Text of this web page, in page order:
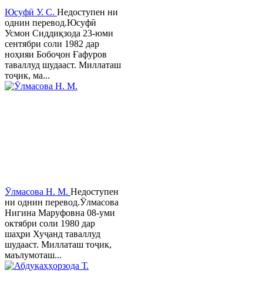
Юсуфӣ У. C. Недоступен ни
однин перевод.Юсуфӣ
Усмон Сиддиқзода 23-юми
сентябри соли 1982 дар
ноҳияи Бобоҷон Ғафуров
таваллуд шудааст. Миллаташ
тоҷик, ма...
Ӯлмасова Н. М. Недоступен
ни однин перевод.Ӯлмасова
Нигина Маруфовна 08-уми
октябри соли 1980 дар
шаҳри Хуҷанд таваллуд
шудааст. Миллаташ тоҷик,
маълумоташ...